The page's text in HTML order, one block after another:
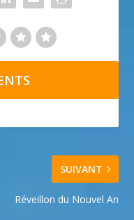
SUIVANT
Réveillon du Nouvel An